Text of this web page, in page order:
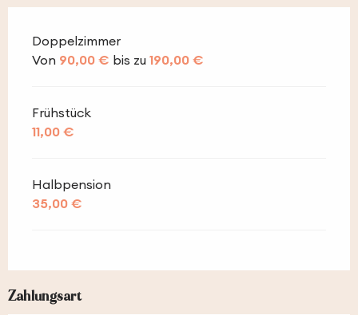
Doppelzimmer
Von 90,00 € bis zu 190,00 €
Frühstück
11,00 €
Halbpension
35,00 €
Zahlungsart